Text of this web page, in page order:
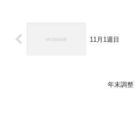
11月1週目
年末調整